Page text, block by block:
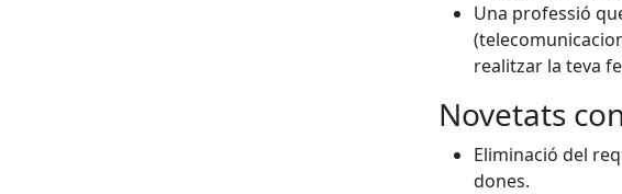
Una professió
realitzar la teva
Novetats
Eliminació del
dones.